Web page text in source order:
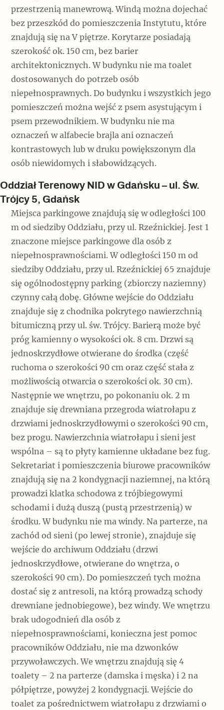
przestrzenią manewrową. Windą można dojechać
bez przeszkód do pomieszczenia Instytutu, które
znajdują się na V piętrze. Korytarze posiadają
szerokość ok. 150 cm, bez barier
architektonicznych. W budynku nie ma toalet
dostosowanych do potrzeb osób
niepełnosprawnych. Do budynku i wszystkich jego
pomieszczeń można wejść z psem asystującym i
psem przewodnikiem. W budynku nie ma
oznaczeń w alfabecie brajla ani oznaczeń
kontrastowych lub w druku powiększonym dla
osób niewidomych i słabowidzących.
Oddział Terenowy NID w Gdańsku – ul. Św.
Trójcy 5, Gdańsk
Miejsca parkingowe znajdują się w odległości 100
m od siedziby Oddziału, przy ul. Rzeźnickiej. Jest 1
znaczone miejsce parkingowe dla osób z
niepełnosprawnościami. W odległości 150 m od
siedziby Oddziału, przy ul. Rzeźnickiej 65 znajduje
się ogólnodostępny parking (zbiorczy naziemny)
czynny całą dobę. Główne wejście do Oddziału
znajduje się z chodnika pokrytego nawierzchnią
bitumiczną przy ul. św. Trójcy. Barierą może być
próg kamienny o wysokości ok. 8 cm. Drzwi są
jednoskrzydłowe otwierane do środka (część
ruchoma o szerokości 90 cm oraz część stała z
możliwością otwarcia o szerokości ok. 30 cm).
Następnie we wnętrzu, po pokonaniu ok. 2 m
znajduje się drewniana przegroda wiatrołapu z
drzwiami jednoskrzydłowymi o szerokości 90 cm,
bez progu. Nawierzchnia wiatrołapu i sieni jest
wspólna – są to płyty kamienne układane bez fug.
Sekretariat i pomieszczenia biurowe pracowników
znajdują się na 2 kondygnacji naziemnej, na którą
prowadzi klatka schodowa z trójbiegowymi
schodami i dużą duszą (pustą przestrzenią) w
środku. W budynku nie ma windy. Na parterze, na
zachód od sieni (po lewej stronie), znajduje się
wejście do archiwum Oddziału (drzwi
jednoskrzydłowe, otwierane do wnętrza, o
szerokości 90 cm). Do pomieszczeń tych można
dostać się z antresoli, na którą prowadzą schody
drewniane jednobiegowe), bez windy. We wnętrzu
brak udogodnień dla osób z
niepełnosprawnościami, konieczna jest pomoc
pracowników Oddziału, nie ma dzwonków
przywoławczych. We wnętrzu znajdują się 4
toalety – 2 na parterze (damska i męska) i 2 na
półpiętrze, powyżej 2 kondygnacji. Wejście do
toalet za pośrednictwem wiatrołapu z drzwiami o